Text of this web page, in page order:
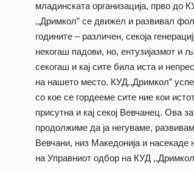
младинската организација, прво
,,Дримкол” се движел и развивал
годините – различен, секоја
некогаш падови, но, ентузијазмот и
секогаш и кај сите била иста и
на нашето место. КУД,,Дримкол”
со кое се гордееме сите ние кои
присутна и кај секој Вевчанец. Ова
продолжиме да ја негуваме,
Вевчани, низ Македонија и насекаде
на Управниот одбор на КУД